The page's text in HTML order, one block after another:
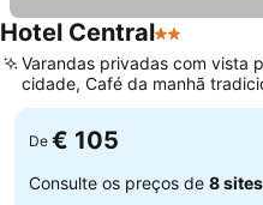
Hotel Central2 Estrelas
Varandas privadas com vista
cidade, Café da manhã
Boursière
De € 105
Consulte os preços de 8 sites